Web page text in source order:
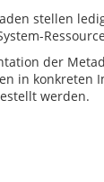
stellen
der
in
werden.